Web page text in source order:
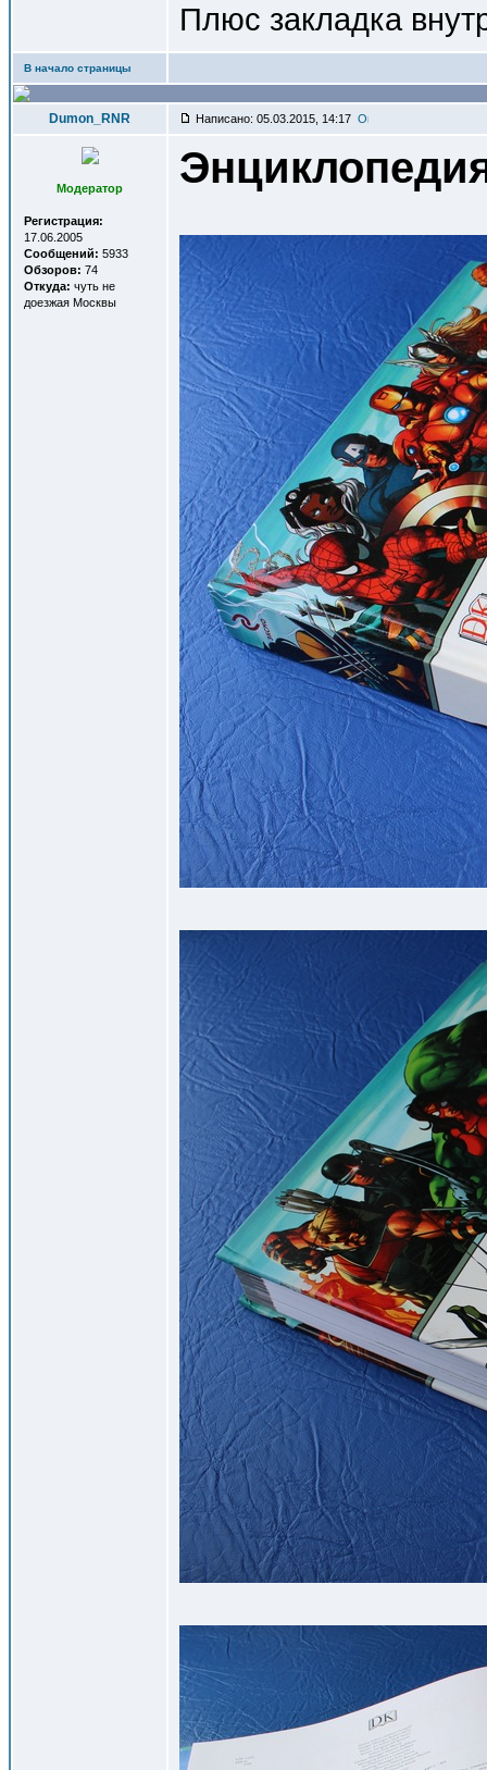
Плюс закладка
В начало страницы
Dumon_RNR Написано: 05.03.2015, 14:17
Модератор
Регистрация:
17.06.2005
Сообщений: 5933
Обзоров: 74
Откуда: чуть не
доезжая Москвы